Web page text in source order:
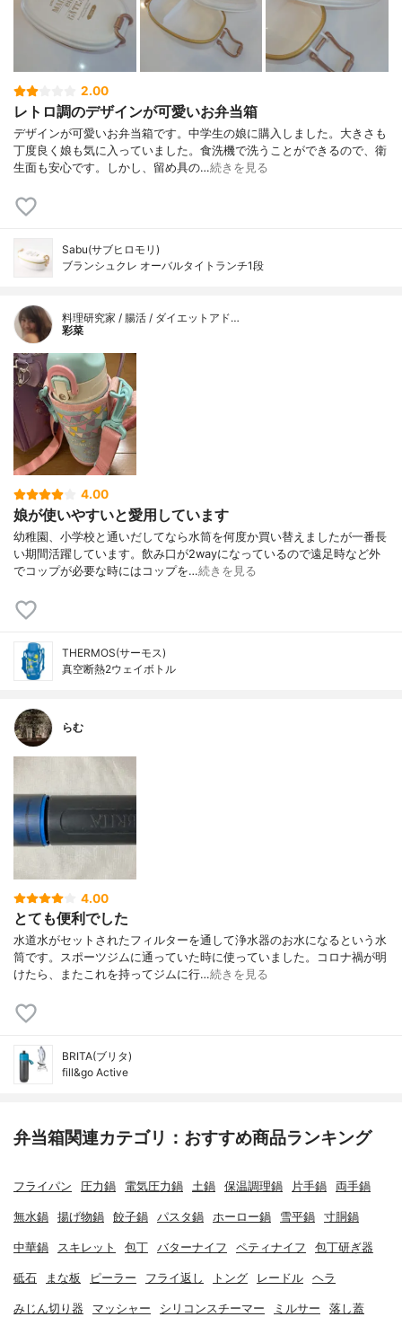
2.00
レトロ調のデザインが可愛いお弁当箱
デザインが可愛いお弁当箱です。中学生の娘に購入しました。大きさも
丁度良く娘も気に入っていました。食洗機で洗うことができるので、衛
生面も安心です。しかし、留め具の…続きを見る
Sabu(サブヒロモリ)
ブランシュクレ オーバルタイトランチ1段
料理研究家 / 腸活 / ダイエットアド…
彩菜
4.00
娘が使いやすいと愛用しています
幼稚園、小学校と通いだしてなら水筒を何度か買い替えましたが一番長
い期間活躍しています。飲み口が2wayになっているので遠足時など外
でコップが必要な時にはコップを…続きを見る
THERMOS(サーモス)
真空断熱2ウェイボトル
らむ
4.00
とても便利でした
水道水がセットされたフィルターを通して浄水器のお水になるという水
筒です。スポーツジムに通っていた時に使っていました。コロナ禍が明
けたら、またこれを持ってジムに行…続きを見る
BRITA(ブリタ)
fill&go Active
弁当箱関連カテゴリ：おすすめ商品ランキング
フライパン 圧力鍋 電気圧力鍋 土鍋 保温調理鍋 片手鍋 両手鍋
無水鍋 揚げ物鍋 餃子鍋 パスタ鍋 ホーロー鍋 雪平鍋 寸胴鍋
中華鍋 スキレット 包丁 バターナイフ ペティナイフ 包丁研ぎ器
砥石 まな板 ピーラー フライ返し トング レードル ヘラ
みじん切り器 マッシャー シリコンスチーマー ミルサー 落し蓋